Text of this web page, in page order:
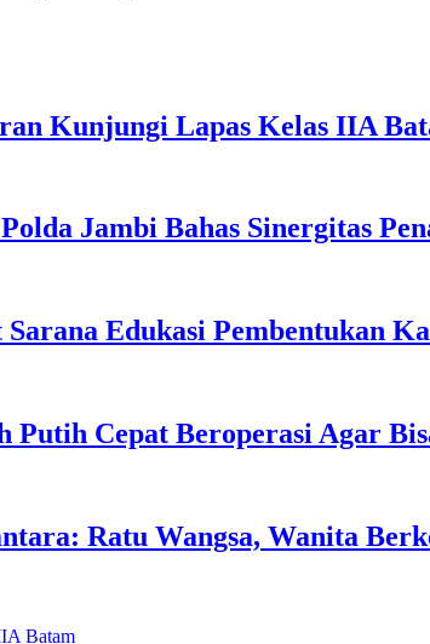
Kunjungi Lapas Kelas IIA
Jambi Bahas Sinergitas
Edukasi Pembentukan
Cepat Beroperasi Agar
Ratu Wangsa, Wanita
Batam